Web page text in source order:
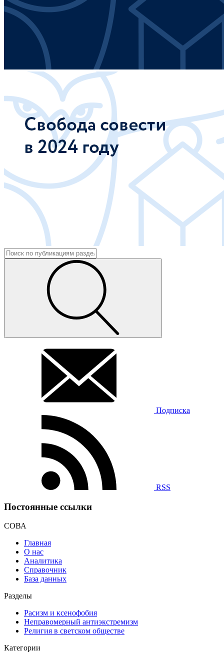
Подписка
RSS
Постоянные ссылки
СОВА
Главная
О нас
Аналитика
Справочник
База данных
Разделы
Расизм и ксенофобия
Неправомерный антиэкстремизм
Религия в светском обществе
Категории